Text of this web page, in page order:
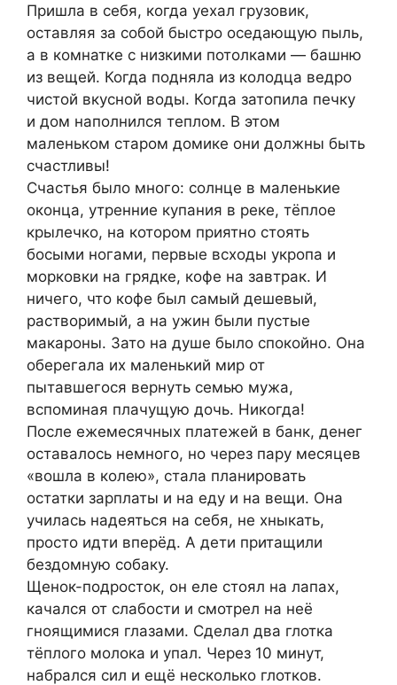
Пришла в себя, когда уехал грузовик,
оставляя за собой быстро оседающую пыль,
а в комнатке с низкими потолками — башню
из вещей. Когда подняла из колодца ведро
чистой вкусной воды. Когда затопила печку
и дом наполнился теплом. В этом
маленьком старом домике они должны быть
счастливы!
Счастья было много: солнце в маленькие
оконца, утренние купания в реке, тёплое
крылечко, на котором приятно стоять
босыми ногами, первые всходы укропа и
морковки на грядке, кофе на завтрак. И
ничего, что кофе был самый дешевый,
растворимый, а на ужин были пустые
макароны. Зато на душе было спокойно. Она
оберегала их маленький мир от
пытавшегося вернуть семью мужа,
вспоминая плачущую дочь. Никогда!
После ежемесячных платежей в банк, денег
оставалось немного, но через пару месяцев
«вошла в колею», стала планировать
остатки зарплаты и на еду и на вещи. Она
училась надеяться на себя, не хныкать,
просто идти вперёд. А дети притащили
бездомную собаку.
Щенок-подросток, он еле стоял на лапах,
качался от слабости и смотрел на неё
гноящимися глазами. Сделал два глотка
тёплого молока и упал. Через 10 минут,
набрался сил и ещё несколько глотков.